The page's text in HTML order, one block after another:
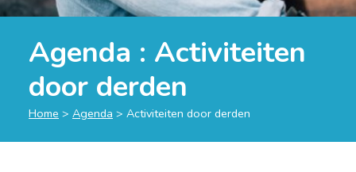
Agenda : Activiteiten
door derden
Home > Agenda > Activiteiten door derden